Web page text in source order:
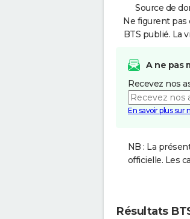
Source de
Ne figurent pas
BTS publié. La
A ne pas
Recevez nos
En savoir plus sur
NB : La
officielle. Les
Résultats